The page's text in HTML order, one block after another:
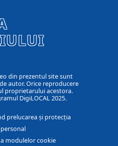
din prezentul site sunt
autor. Orice reproducere
proprietarului acestora.
DigiLOCAL 2025.
prelucarea și protecția
modulelor cookie